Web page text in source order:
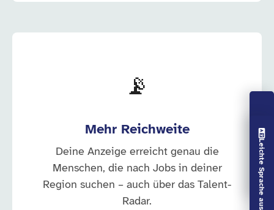
Vorlesen aus
Leichte Sprache aus
📡
Mehr Reichweite
Deine Anzeige erreicht genau die
Menschen, die nach Jobs in deiner
Region suchen – auch über das Talent-
Radar.